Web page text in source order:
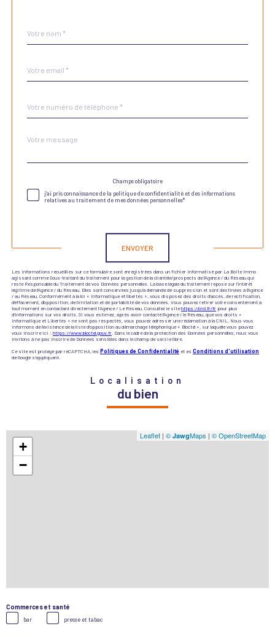
par
*
*
*
Fieldset
Message
*
Champs obligatoire
j'ai pris connaissance de la politique de confidentialité et des informations
relatives au traitement de mes données personnelles*
ENVOYER
Les informations recueillies sur ce formulaire sont enregistrées dans un fichier informatisé par La Boite Immo
agissant comme Sous-traitant du traitement pour la gestion de la clientèle/prospects de l'Agence / du Réseau qui
reste Responsable du Traitement de vos Données personnelles. La base légale du traitement repose sur l'intérêt
légitime de l'Agence / du Réseau. Elles sont conservées jusqu'à demande de suppression et sont destinées à l'Agence
/ au Réseau. Conformément à la loi « informatique et libertés », vous disposez des droits d’accès, de rectification,
d’effacement, d’opposition, de limitation et de portabilité de vos données. Vous pouvez retirer votre consentement à
tout moment en contactant directement l’Agence / Le Réseau. Consultez le sitehttps://cnil.fr/fr pour plus
d’informations sur vos droits. Si vous estimez, après avoir contacté l'Agence / le Réseau, que vos droits «
Informatique et Libertés » ne sont pas respectés, vous pouvez adresser une réclamation à la CNIL. Nous vous
informons de l’existence de la liste d'opposition au démarchage téléphonique « Bloctel », sur laquelle vous pouvez
vous inscrire ici : https://www.bloctel.gouv.fr . Dans le cadre de la protection des Données personnelles, nous vous
invitons à ne pas inscrire de Données sensibles dans le champ de saisie libre.
Ce site est protégé par reCAPTCHA, les Politiques de Confidentialité et es Conditions d'utilisation
de Google s'appliquent.
Localisation
du bien
+
−
Leaflet | © JawgMaps | © OpenStreetMap
Commerces et santé
bar presse et tabac